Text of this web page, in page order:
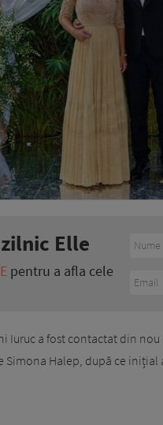
Elle
pentru a afla cele
Iuruc a fost contactat din
Halep, după ce inițial